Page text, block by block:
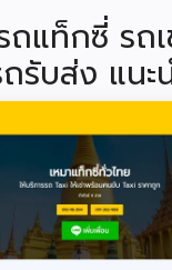
ถแท็กซี่ รถ
รับส่ง แนะ